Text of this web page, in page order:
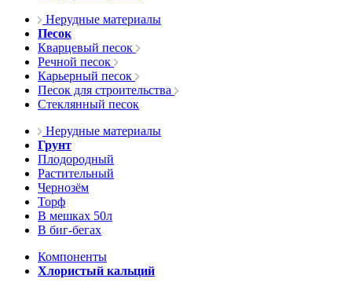
Нерудные материалы
Песок
Кварцевый песок
Речной песок
Карьерный песок
Песок для строительства
Стеклянный песок
Нерудные материалы
Грунт
Плодородный
Растительный
Чернозём
Торф
В мешках 50л
В биг-бегах
Компоненты
Хлористый кальций